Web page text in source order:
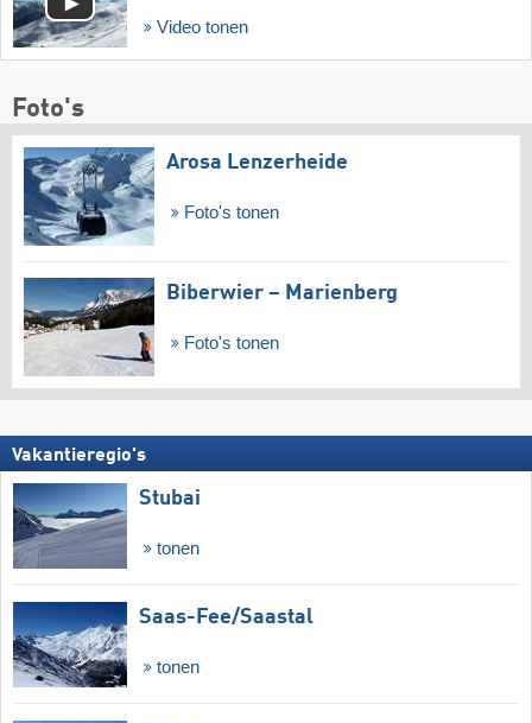
Video tonen
Foto's
Arosa Lenzerheide
Foto's tonen
Biberwier – Marienberg
Foto's tonen
Vakantieregio's
Stubai
tonen
Saas-Fee/​Saastal
tonen